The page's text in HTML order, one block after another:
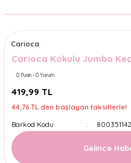
Carioca
Carioca Kokulu Jumbo
0 Puan - 0 Yorum
419,99 TL
44,76 TL den başlayan taksitlerle!
Barkod Kodu
Gelince